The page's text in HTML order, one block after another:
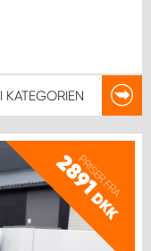
I KATEGORIEN
PRISER FRA
2891
DKK